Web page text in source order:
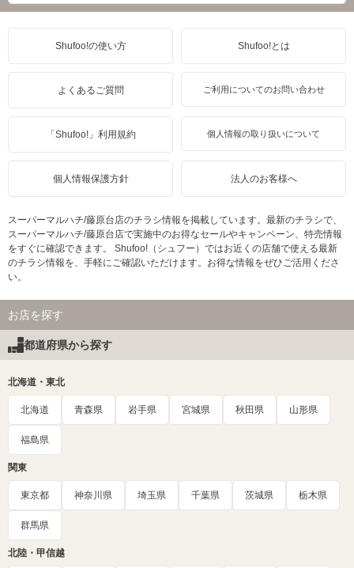
Shufoo!の使い方 Shufoo!とは
よくあるご質問 ご利用についてのお問い合わせ
「Shufoo!」利用規約 個人情報の取り扱いについて
個人情報保護方針 法人のお客様へ
スーパーマルハチ/藤原台店のチラシ情報を掲載しています。最新のチラシで、
スーパーマルハチ/藤原台店で実施中のお得なセールやキャンペーン、特売情報
をすぐに確認できます。 Shufoo!（シュフー）ではお近くの店舗で使える最新
のチラシ情報を、手軽にご確認いただけます。お得な情報をぜひご活用くださ
い。
お店を探す
都道府県から探す
北海道・東北
北海道 青森県 岩手県 宮城県 秋田県 山形県
福島県
関東
東京都 神奈川県 埼玉県 千葉県 茨城県 栃木県
群馬県
北陸・甲信越